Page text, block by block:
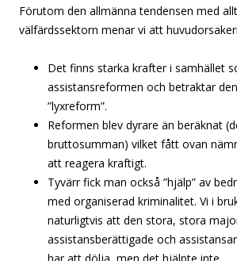
Förutom den allmänna tendensen med
välfärdssektorn menar vi att
Det finns starka krafter i samhället
assistansreformen och betraktar
”lyxreform”.
Reformen blev dyrare än beräknat
bruttosumman) vilket fått ovan
att reagera kraftigt.
Tyvärr fick man också ”hjälp” av
med organiserad kriminalitet. Vi i
naturligtvis att den stora, stora
assistansberättigade och